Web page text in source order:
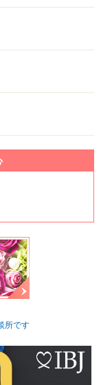
所です